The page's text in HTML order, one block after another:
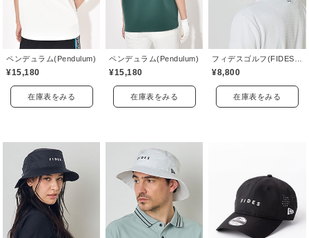
ペンデュラム(Pendulum)
¥15,180
在庫表をみる
ペンデュラム(Pendulum)
¥15,180
在庫表をみる
¥8,800
在庫表をみる